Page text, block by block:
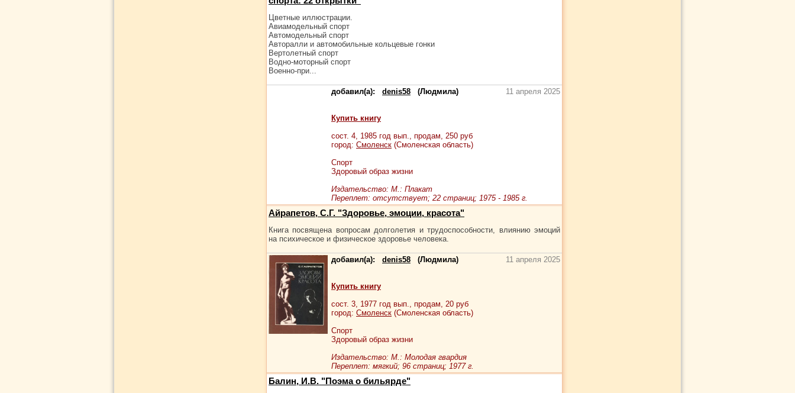
Цветные иллюстрации.
Авиамодельный спорт
Автомодельный спорт
Авторалли и автомобильные кольцевые гонки
Вертолетный спорт
Водно-моторный спорт
Военно-при...
добавил(а): denis58 (Людмила) 11 апреля 2025
Купить книгу
сост. 4, 1985 год вып., продам, 250 руб
город: Смоленск (Смоленская область)
Спорт
Здоровый образ жизни
Издательство: М.: Плакат
Переплет: отсутствует; 22 страниц; 1975 - 1985 г.
Айрапетов, С.Г. "Здоровье, эмоции, красота"
Книга посвящена вопросам долголетия и трудоспособности, влиянию эмоций
на психическое и физическое здоровье человека.
добавил(а): denis58 (Людмила) 11 апреля 2025
Купить книгу
сост. 3, 1977 год вып., продам, 20 руб
город: Смоленск (Смоленская область)
Спорт
Здоровый образ жизни
Издательство: М.: Молодая гвардия
Переплет: мягкий; 96 страниц; 1977 г.
Балин, И.В. "Поэма о бильярде"